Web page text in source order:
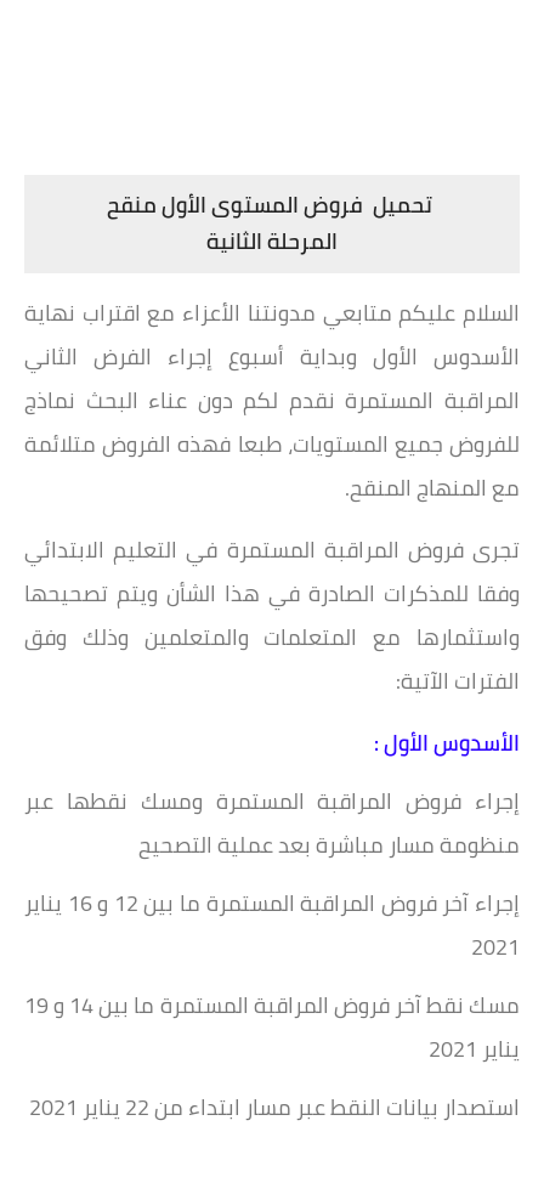
تحميل فروض المستوى الأول منقح
المرحلة الثانية
السلام عليكم متابعي مدونتنا الأعزاء مع اقتراب نهاية
الأسدوس الأول وبداية أسبوع إجراء الفرض الثاني
المراقبة المستمرة نقدم لكم دون عناء البحث نماذج
للفروض جميع المستويات، طبعا فهذه الفروض متلائمة
مع المنهاج المنقح.
تجرى فروض المراقبة المستمرة في التعليم الابتدائي
وفقا للمذكرات الصادرة في هذا الشأن ويتم تصحيحها
واستثمارها مع المتعلمات والمتعلمين وذلك وفق
الفترات الآتية:
الأسدوس الأول :
إجراء فروض المراقبة المستمرة ومسك نقطها عبر
منظومة مسار مباشرة بعد عملية التصحيح
إجراء آخر فروض المراقبة المستمرة ما بين 12 و 16 يناير
2021
مسك نقط آخر فروض المراقبة المستمرة ما بين 14 و 19
يناير 2021
استصدار بيانات النقط عبر مسار ابتداء من 22 يناير 2021